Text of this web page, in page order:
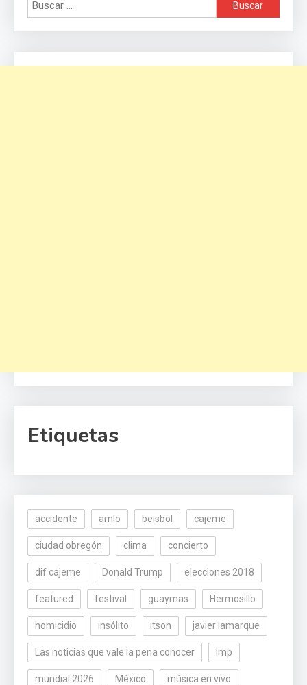
Etiquetas
accidente amlo beisbol cajeme
ciudad obregón clima concierto
dif cajeme Donald Trump elecciones 2018
featured festival guaymas Hermosillo
homicidio insólito itson javier lamarque
Las noticias que vale la pena conocer lmp
mundial 2026 México música en vivo